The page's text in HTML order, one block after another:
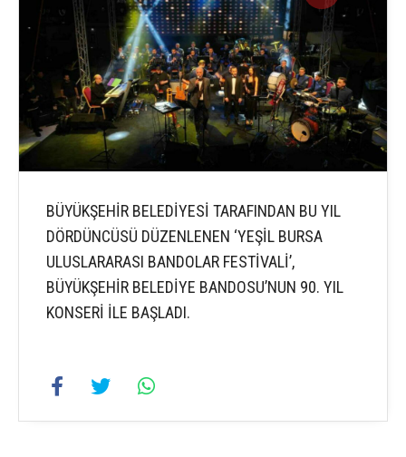
BÜYÜKŞEHİR BELEDİYESİ TARAFINDAN BU YIL
DÖRDÜNCÜSÜ DÜZENLENEN ‘YEŞİL BURSA
ULUSLARARASI BANDOLAR FESTİVALİ’,
BÜYÜKŞEHİR BELEDİYE BANDOSU’NUN 90. YIL
KONSERİ İLE BAŞLADI.